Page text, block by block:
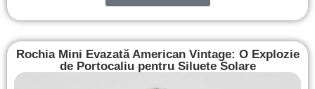
Rochia Mini Evazată American Vintage: O Explozie
de Portocaliu pentru Siluete Solare